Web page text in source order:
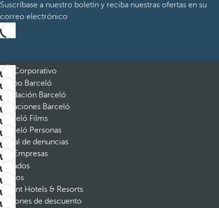
Suscríbase a nuestro boletín y reciba nuestras ofertas en su
correo electrónico
Suscribirme
Corporativo
Grupo Barceló
Fundación Barceló
Vacaciones Barceló
Barceló Films
Barceló Personas
Canal de denuncias
Empresas
Afiliados
Socios
Dorint Hotels & Resorts
Cupones de descuento